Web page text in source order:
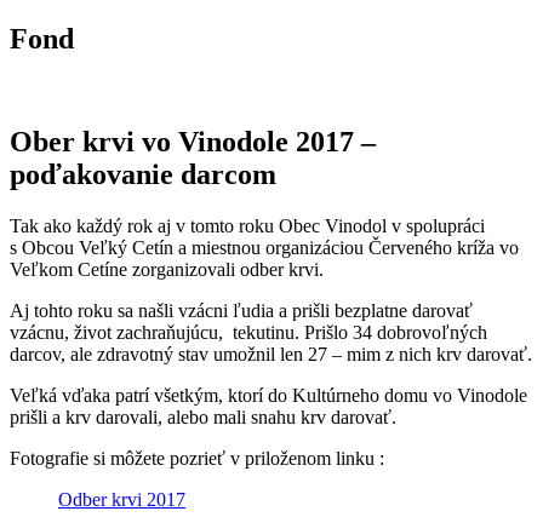
Fond
Ober krvi vo Vinodole 2017 –
poďakovanie darcom
Tak ako každý rok aj v tomto roku Obec Vinodol v spolupráci
s Obcou Veľký Cetín a miestnou organizáciou Červeného kríža vo
Veľkom Cetíne zorganizovali odber krvi.
Aj tohto roku sa našli vzácni ľudia a prišli bezplatne darovať
vzácnu, život zachraňujúcu, tekutinu. Prišlo 34 dobrovoľných
darcov, ale zdravotný stav umožnil len 27 – mim z nich krv darovať.
Veľká vďaka patrí všetkým, ktorí do Kultúrneho domu vo Vinodole
prišli a krv darovali, alebo mali snahu krv darovať.
Fotografie si môžete pozrieť v priloženom linku :
Odber krvi 2017